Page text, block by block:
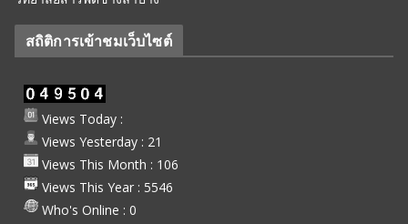
สถิติการเข้าชมเว็บไซต์
Views Today :
Views Yesterday : 21
Views This Month : 106
Views This Year : 5546
Who's Online : 0